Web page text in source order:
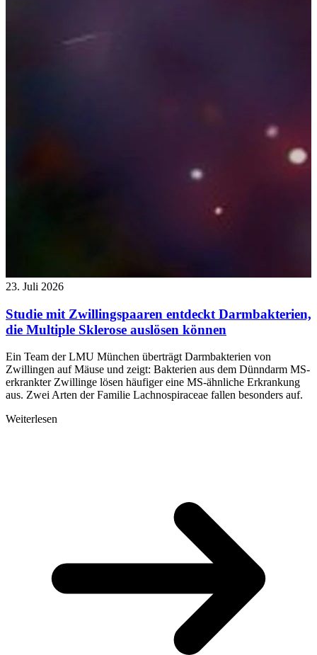
23. Juli 2026
Studie mit Zwillingspaaren entdeckt Darmbakterien,
die Multiple Sklerose auslösen können
Ein Team der LMU München überträgt Darmbakterien von
Zwillingen auf Mäuse und zeigt: Bakterien aus dem Dünndarm MS-
erkrankter Zwillinge lösen häufiger eine MS-ähnliche Erkrankung
aus. Zwei Arten der Familie Lachnospiraceae fallen besonders auf.
Weiterlesen